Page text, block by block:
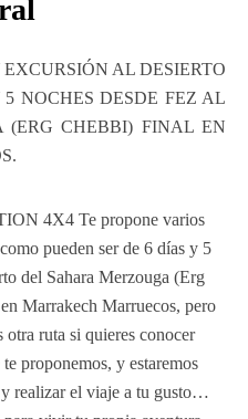
AL DESIERTO
NOCHES DESDE FEZ AL
(ERG CHEBBI) FINAL EN
4X4 Te propone varios
pueden ser de 6 días y 5
del Sahara Merzouga (Erg
Marrakech Marruecos, pero
otra ruta si quieres conocer
proponemos, y estaremos
y realizar el viaje a tu gusto…